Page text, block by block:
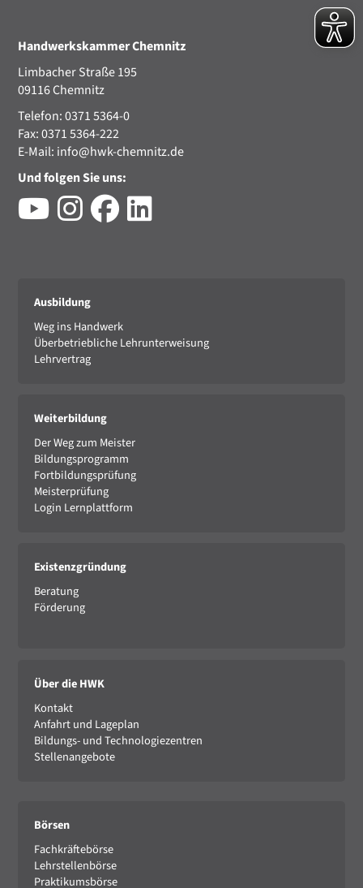
Handwerkskammer Chemnitz
Limbacher Straße 195
09116 Chemnitz
Telefon: 0371 5364-0
Fax: 0371 5364-222
E-Mail: info@hwk-chemnitz.de
Und folgen Sie uns:
Ausbildung
Weg ins Handwerk
Überbetriebliche Lehrunterweisung
Lehrvertrag
Weiterbildung
Der Weg zum Meister
Bildungsprogramm
Fortbildungsprüfung
Meisterprüfung
Login Lernplattform
Existenzgründung
Beratung
Förderung
Über die HWK
Kontakt
Anfahrt und Lageplan
Bildungs- und Technologiezentren
Stellenangebote
Börsen
Fachkräftebörse
Lehrstellenbörse
Praktikumsbörse